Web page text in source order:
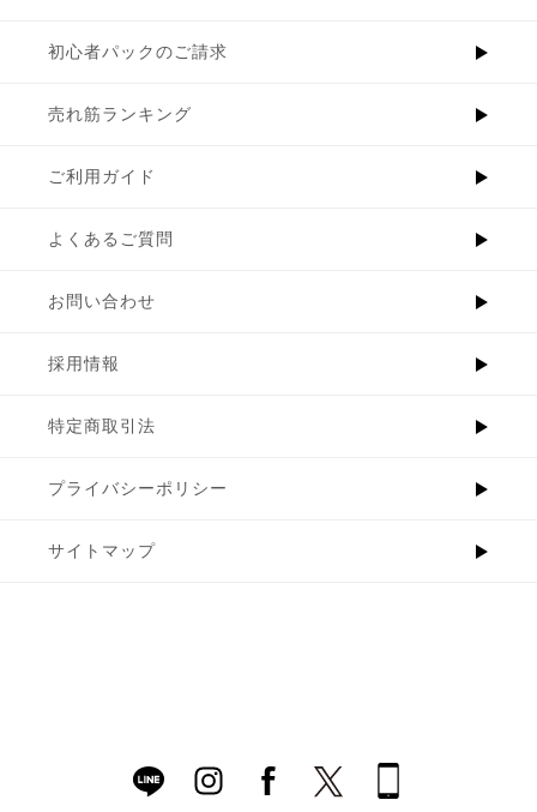
初心者パックのご請求
売れ筋ランキング
ご利用ガイド
よくあるご質問
お問い合わせ
採用情報
特定商取引法
プライバシーポリシー
サイトマップ